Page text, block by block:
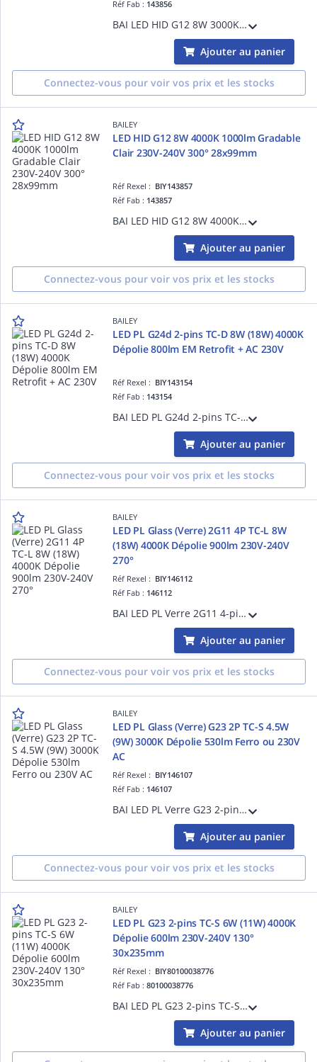
Réf Fab : 143856
BAI LED HID G12 8W 3000K 1000lm Gradable Clair 230V-240V 300° 28x99mm Alt. 20W CMH-T CDM-T Lampe LED
Ajouter au panier
Connectez-vous pour voir vos prix et les stocks
BAILEY
LED HID G12 8W 4000K 1000lm Gradable
Clair 230V-240V 300° 28x99mm
Réf Rexel : BIY143857
Réf Fab : 143857
BAI LED HID G12 8W 4000K 1000lm Gradable Clair 230V-240V 300° 28x99mm Alt. 20W CMH-T CDM-T Lampe LED
Ajouter au panier
Connectez-vous pour voir vos prix et les stocks
BAILEY
LED PL G24d 2-pins TC-D 8W (18W) 4000K
Dépolie 800lm EM Retrofit + AC 230V
Réf Rexel : BIY143154
Réf Fab : 143154
BAI LED PL G24d 2-pins TC-D 8W (18W) 4000K Dépolie 800lm - Branchement sur ballast ferromagnétique existant ou direct secteur AC 230V-240V 130° 36x146mm Culot rotatif - Alternative PL-C Dulux D
Ajouter au panier
Connectez-vous pour voir vos prix et les stocks
BAILEY
LED PL Glass (Verre) 2G11 4P TC-L 8W
(18W) 4000K Dépolie 900lm 230V-240V
270°
Réf Rexel : BIY146112
Réf Fab : 146112
BAI LED PL Verre 2G11 4-pins TC-L 8W (18W) 4000K Dépolie 900lm 230V-240V 270° 44x229mm Temp. -20°C +45°C - Alternative PLS Dulux S/E - Shunter ballast existant et brancher directement sur secteur 230V AC
Ajouter au panier
Connectez-vous pour voir vos prix et les stocks
BAILEY
LED PL Glass (Verre) G23 2P TC-S 4.5W
(9W) 3000K Dépolie 530lm Ferro ou 230V
AC
Réf Rexel : BIY146107
Réf Fab : 146107
BAI LED PL Verre G23 2-pins TC-S 4.5W (9W) 3000K Dépolie 530lm 230V-240V 270° 32x159mm Temp. -20°C +40°C - Alternative PLS Dulux S - Branchement sur ballast ferromagnétique existant ou direct secteur 230V AC
Ajouter au panier
Connectez-vous pour voir vos prix et les stocks
BAILEY
LED PL G23 2-pins TC-S 6W (11W) 4000K
Dépolie 600lm 230V-240V 130°
30x235mm
Réf Rexel : BIY80100038776
Réf Fab :80100038776
BAI LED PL G23 2-pins TC-S 6W (11W) 4000K Dépolie 600lm 230V-240V 130° 30x235mm Lampe LED Alt PLS Dulux S
Ajouter au panier